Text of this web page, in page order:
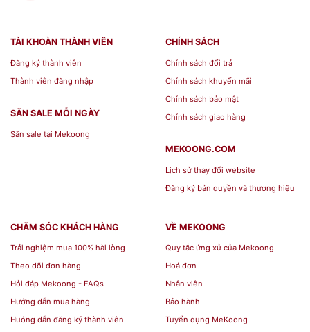
họa tiết của mâm bồng, vàng trên vật phẩm bắt
buộc phải là vàng 24k của làng nghề Kiêu Kỵ
trăm năm. Có như vậy vật phẩm mới toát lên
được cái hồn của đỉnh cao nghệ thuật.
Sau khi đã vẽ vàng, sản phẩm sẽ được nung thêm
sáng và bắt mắt hơn. Để sản phẩm Mâm Bồng
nghiêm ngặt của làng nghề.
Thông Tin Sản Phẩm
TÀI KHOÀN THÀNH VIÊN
Đăng ký thành viên
Thành viên đăng nhập
SĂN SALE MỖI NGÀY
Săn sale tại Mekoong
CHÍNH SÁCH
Chính sách đổi trả
Chính sách khuyến mãi
Chính sách bảo mật
Chính sách giao hàng
MEKOONG.COM
Lịch sử thay đổi website
Đăng ký bản quyền và thương hiệu
CHĂM SÓC KHÁCH HÀNG
Trải nghiệm mua 100% hài lòng
Theo dõi đơn hàng
Hỏi đáp Mekoong - FAQs
Hướng dẫn mua hàng
Huóng dẫn đăng ký thành viên
VỀ MEKOONG
Quy tắc ứng xử của Mekoong
Hoá đơn
Nhân viên
Bảo hành
Tuyển dụng MeKoong